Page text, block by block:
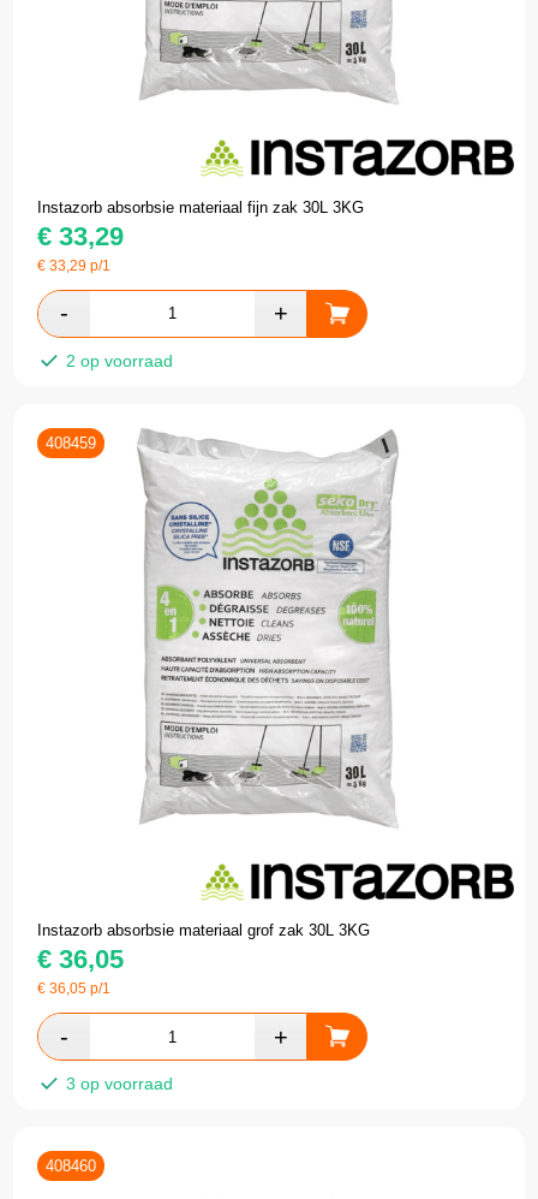
Instazorb absorbsie materiaal fijn zak 30L 3KG
€ 33,29
€33,29 p/1
2 op voorraad
408459
Instazorb absorbsie materiaal grof zak 30L 3KG
€ 36,05
€36,05 p/1
3 op voorraad
408460